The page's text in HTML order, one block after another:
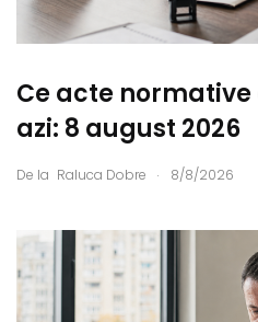
Ce acte
azi: 8 august 2026
De la Raluca Dobre . 8/8/2026